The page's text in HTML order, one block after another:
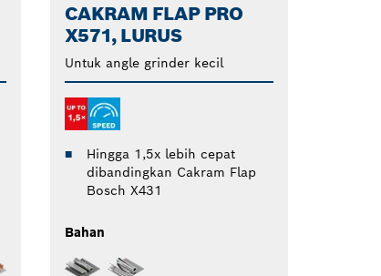
CAKRAM FLAP PRO
X571, LURUS
Untuk angle grinder kecil
Hingga 1,5x lebih cepat
dibandingkan Cakram Flap
Bosch X431
Bahan